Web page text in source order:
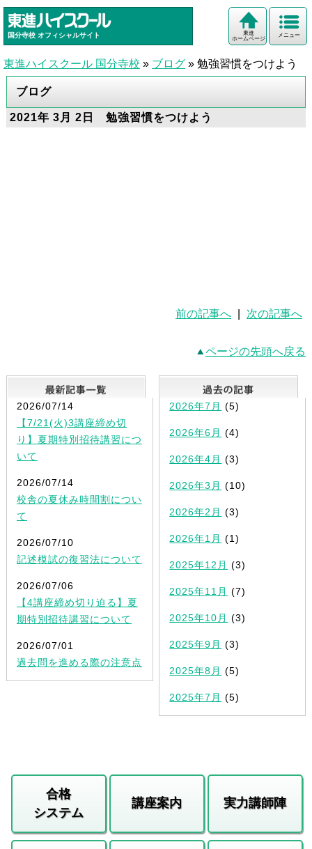
国分寺校 オフィシャルサイト メニュー
東進
ホームページ
東進ハイスクール 国分寺校 » ブログ » 勉強習慣をつけよう
ブログ
2021年 3月 2日 勉強習慣をつけよう
前の記事へ 次の記事へ
ページの先頭へ戻る
最新記事一覧
2026/07/14
【7/21(火)3講座締め切
り】夏期特別招待講習につ
いて
2026/07/14
校舎の夏休み時間割につい
て
2026/07/10
記述模試の復習法について
2026/07/06
【4講座締め切り迫る】夏
期特別招待講習について
2026/07/01
過去問を進める際の注意点
2026年7月 (5)
2026年6月 (4)
2026年4月 (3)
2026年3月 (10)
2026年2月 (3)
2026年1月 (1)
2025年12月 (3)
2025年11月 (7)
2025年10月 (3)
2025年9月 (3)
2025年8月 (5)
2025年7月 (5)
合格
システム
講座案内 実力講師陣